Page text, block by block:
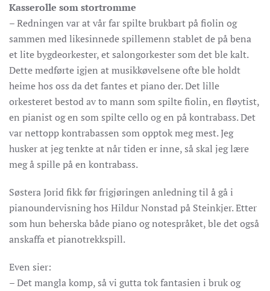
Kasserolle som stortromme
– Redningen var at vår far spilte brukbart på fiolin og
sammen med likesinnede spillemenn stablet de på bena
et lite bygdeorkester, et salongorkester som det ble kalt.
Dette medførte igjen at musikkøvelsene ofte ble holdt
heime hos oss da det fantes et piano der. Det lille
orkesteret bestod av to mann som spilte fiolin, en fløytist,
en pianist og en som spilte cello og en på kontrabass. Det
var nettopp kontrabassen som opptok meg mest. Jeg
husker at jeg tenkte at når tiden er inne, så skal jeg lære
meg å spille på en kontrabass.
Søstera Jorid fikk før frigjøringen anledning til å gå i
pianoundervisning hos Hildur Nonstad på Steinkjer. Etter
som hun beherska både piano og notespråket, ble det også
anskaffa et pianotrekkspill.
Even sier:
– Det mangla komp, så vi gutta tok fantasien i bruk og